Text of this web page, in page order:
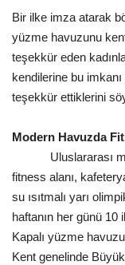
Gündem
Tekno Bilim
Ekonomi
Siyaset
Galeriler
Yaşam
Künye
Bir ilke imza atarak
yüzme havuzunu
teşekkür eden
kendilerine bu
teşekkür ettiklerini
Modern Havuzda
Uluslararası
fitness alanı,
su ısıtmalı yarı
haftanın her günü
Kapalı yüzme
Kent genelinde